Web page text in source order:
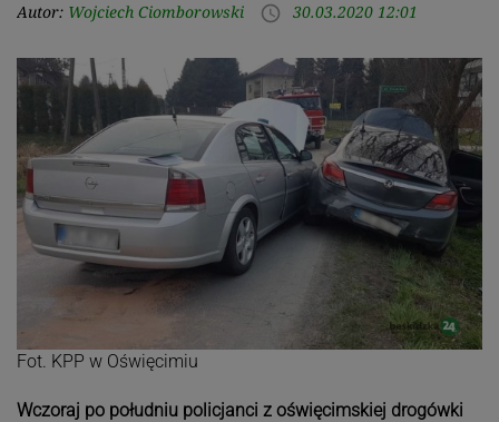
Autor: Wojciech Ciomborowski access_time 30.03.2020 12:01
Fot. KPP w Oświęcimiu
Wczoraj po południu policjanci z oświęcimskiej drogówki